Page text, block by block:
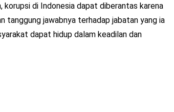
korupsi di Indonesia dapat diberantas karena
tanggung jawabnya terhadap jabatan yang ia
dapat hidup dalam keadilan dan